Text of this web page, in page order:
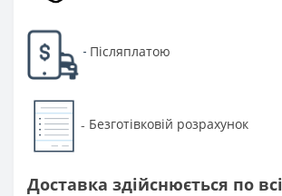
- Післяплатою
- Безготівковій розрахунок
Доставка здійснюється по